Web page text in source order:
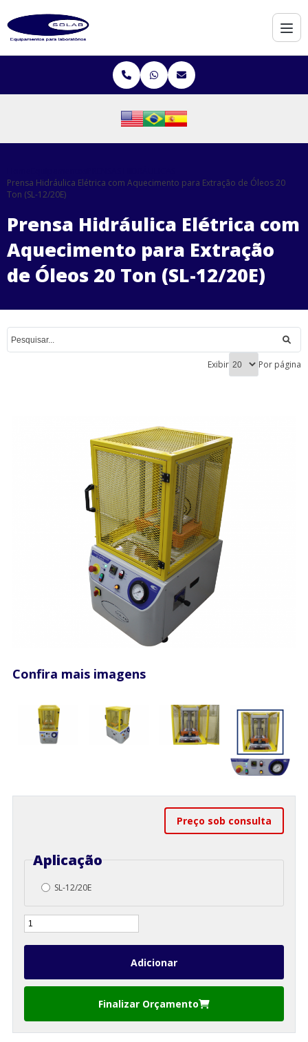
Prensa Hidráulica Elétrica com Aquecimento para Extração de Óleos 20
Ton (SL-12/20E)
Prensa Hidráulica Elétrica com
Aquecimento para Extração
de Óleos 20 Ton (SL-12/20E)
Exibir Por página
Confira mais imagens
Preço sob consulta
Aplicação
SL-12/20E
Finalizar Orçamento